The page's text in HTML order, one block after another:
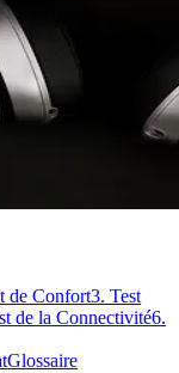
de Confort3. Test
de la Connectivité6.
Glossaire